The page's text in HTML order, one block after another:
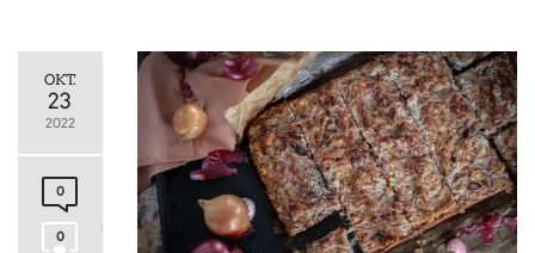
OKT.
23
2022
0
0